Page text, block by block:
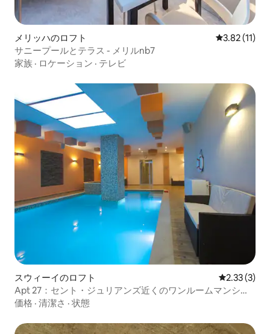
メリッハのロフト レビュー11
3.82 (11)
サニープールとテラス - メリルnb7
家族 · ロケーション · テレビ
スウィーイのロフト レビュー3
2.33 (3)
Apt 27：セント・ジュリアンズ近くのワンルームマンショ
ン・アパート
価格 · 清潔さ · 状態